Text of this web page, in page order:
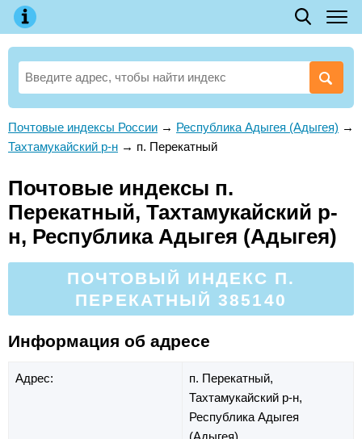
Почтовые индексы России → Республика Адыгея (Адыгея) →
Тахтамукайский р-н → п. Перекатный
Почтовые индексы п.
Перекатный, Тахтамукайский р-
н, Республика Адыгея (Адыгея)
ПОЧТОВЫЙ ИНДЕКС П.
ПЕРЕКАТНЫЙ 385140
Информация об адресе
Адрес:
п. Перекатный,
Тахтамукайский р-н,
Республика Адыгея